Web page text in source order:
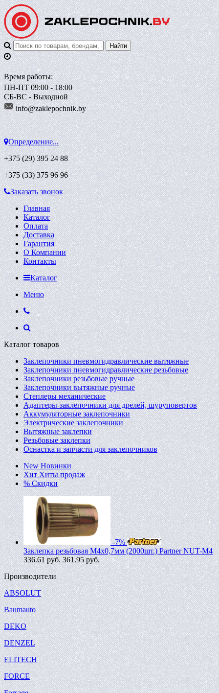
Время работы:
ПН-ПТ 09:00 - 18:00
СБ-ВС - Выходной
info@zaklepochnik.by
Определение...
+375 (29)395 24 88
+375 (33)375 96 96
Заказать звонок
Главная
Каталог
Оплата
Доставка
Гарантия
О Компании
Контакты
Каталог
Меню
Каталог товаров
Заклепочники пневмогидравлические вытяжные
Заклепочники пневмогидравлические резьбовые
Заклепочники резьбовые ручные
Заклепочники вытяжные ручные
Степлеры механические
Адаптеры-заклепочники для дрелей, шуруповертов
Аккумуляторные заклепочники
Электрические заклепочники
Вытяжные заклепки
Резьбовые заклепки
Оснастка и запчасти для заклепочников
New Новинки
Хит Хиты продаж
% Скидки
-7%
Заклепка резьбовая M4х0,7мм (2000шт.) Partner NUT-M4
336.61руб. 361.95 руб.
Производители
ABSOLUT
Baumauto
DEKO
DENZEL
ELITECH
FORCE